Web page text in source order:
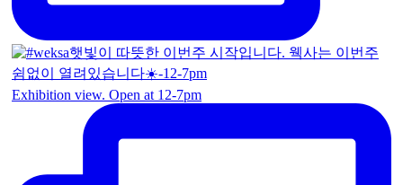
Exhibition view. Open at 12-7pm